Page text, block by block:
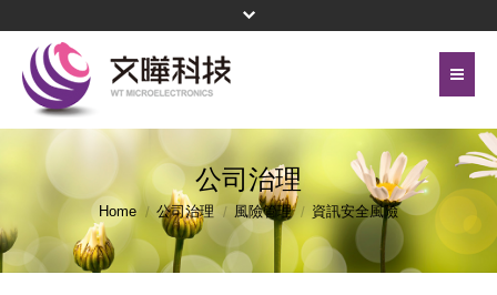
關於文曄
代理產品線
投資人關係
首頁
聯絡我們
網站地圖
公司治理
Home 公司治理 風險管理 資訊安全風險